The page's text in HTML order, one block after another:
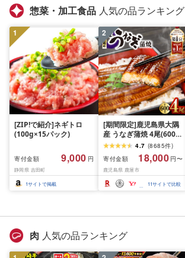
惣菜・加工食品 人気の品ランキング
1
[ZIP!で紹介]ネギトロ
(100g×15パック)
寄付金額 9,000 円
静岡県 吉田町
1サイトで掲載
2
[期間限定]鹿児島県大隅
産 うなぎ蒲焼 4尾(600g)
KN007-004-04-cp18 う
なぎ 鰻 魚 惣菜 総菜
4.7 (8685件)
寄付金額
18,000 円〜
鹿児島県 鹿屋市
11サイトで比較
肉 人気の品ランキング